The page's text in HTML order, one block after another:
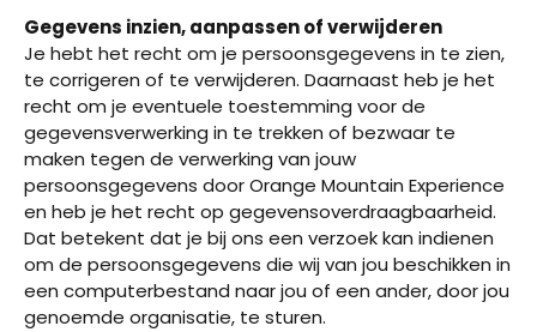
Gegevens inzien, aanpassen of verwijderen
Je hebt het recht om je persoonsgegevens in te zien,
te corrigeren of te verwijderen. Daarnaast heb je het
recht om je eventuele toestemming voor de
gegevensverwerking in te trekken of bezwaar te
maken tegen de verwerking van jouw
persoonsgegevens door Orange Mountain Experience
en heb je het recht op gegevensoverdraagbaarheid.
Dat betekent dat je bij ons een verzoek kan indienen
om de persoonsgegevens die wij van jou beschikken in
een computerbestand naar jou of een ander, door jou
genoemde organisatie, te sturen.